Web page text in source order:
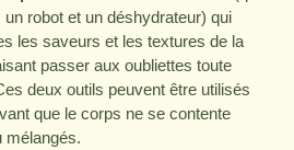
robot et un déshydrateur) qui
les saveurs et les textures de la
passer aux oubliettes toute
deux outils peuvent être utilisés
que le corps ne se contente
mélangés.